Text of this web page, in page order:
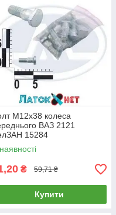
М12х38 колеса
ВАЗ 2121
15284
₴ 59,71 ₴
Купити